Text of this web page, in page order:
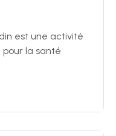
est une activité
la santé